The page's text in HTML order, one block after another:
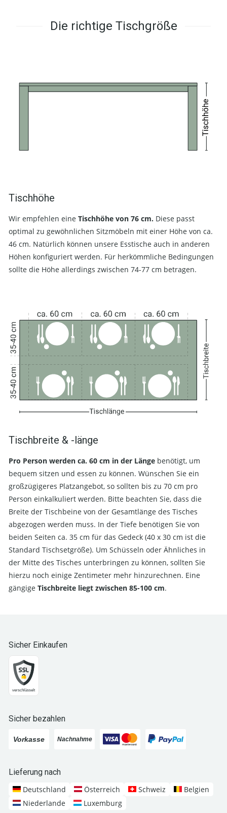
Die richtige Tischgröße
Tischhöhe
Wir empfehlen eine Tischhöhe von 76 cm. Diese passt
optimal zu gewöhnlichen Sitzmöbeln mit einer Höhe von ca.
46 cm. Natürlich können unsere Esstische auch in anderen
Höhen konfiguriert werden. Für herkömmliche Bedingungen
sollte die Höhe allerdings zwischen 74-77 cm betragen.
Tischbreite & -länge
Pro Person werden ca. 60 cm in der Länge benötigt, um
bequem sitzen und essen zu können. Wünschen Sie ein
großzügigeres Platzangebot, so sollten bis zu 70 cm pro
Person einkalkuliert werden. Bitte beachten Sie, dass die
Breite der Tischbeine von der Gesamtlänge des Tisches
abgezogen werden muss. In der Tiefe benötigen Sie von
beiden Seiten ca. 35 cm für das Gedeck (40 x 30 cm ist die
Standard Tischsetgröße). Um Schüsseln oder Ähnliches in
der Mitte des Tisches unterbringen zu können, sollten Sie
hierzu noch einige Zentimeter mehr hinzurechnen. Eine
gängige Tischbreite liegt zwischen 85-100 cm.
Sicher Einkaufen
Sicher bezahlen
Lieferung nach
Deutschland
Österreich Schweiz
Belgien
Niederlande
Luxemburg